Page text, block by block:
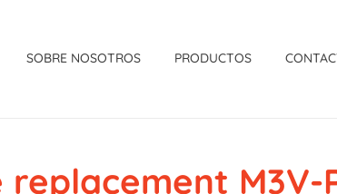
SOBRE NOSOTROS PRODUCTOS
M3V-